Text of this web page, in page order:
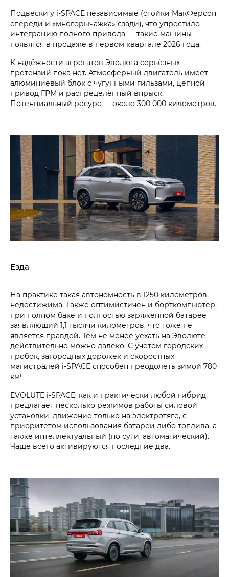
Подвески у i‑SPACE независимые (стойки МакФерсон
спереди и «многорычажка» сзади), что упростило
интеграцию полного привода — такие машины
появятся в продаже в первом квартале 2026 года.
К надёжности агрегатов Эволюта серьёзных
претензий пока нет. Атмосферный двигатель имеет
алюминиевый блок с чугунными гильзами, цепной
привод ГРМ и распределённый впрыск.
Потенциальный ресурс — около 300 000 километров.
Езда
На практике такая автономность в 1250 километров
недостижима. Также оптимистичен и борткомпьютер,
при полном баке и полностью заряженной батарее
заявляющий 1,1 тысячи километров, что тоже не
является правдой. Тем не менее уехать на Эволюте
действительно можно далеко. С учётом городских
пробок, загородных дорожек и скоростных
магистралей i‑SPACE способен преодолеть зимой 780
км!
EVOLUTE i‑SPACE, как и практически любой гибрид,
предлагает несколько режимов работы силовой
установки: движение только на электротяге, с
приоритетом использования батареи либо топлива, а
также интеллектуальный (по сути, автоматический).
Чаще всего активируются последние два.